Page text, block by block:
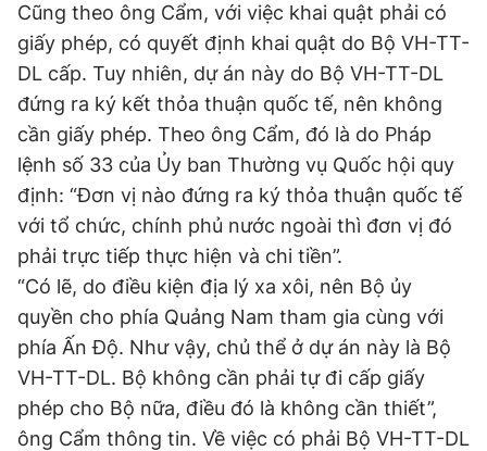
Cũng theo ông Cẩm, với việc khai quật phải có
giấy phép, có quyết định khai quật do Bộ VH-TT-
DL cấp. Tuy nhiên, dự án này do Bộ VH-TT-DL
đứng ra ký kết thỏa thuận quốc tế, nên không
cần giấy phép. Theo ông Cẩm, đó là do Pháp
lệnh số 33 của Ủy ban Thường vụ Quốc hội quy
định: “Đơn vị nào đứng ra ký thỏa thuận quốc tế
với tổ chức, chính phủ nước ngoài thì đơn vị đó
phải trực tiếp thực hiện và chi tiền”.
“Có lẽ, do điều kiện địa lý xa xôi, nên Bộ ủy
quyền cho phía Quảng Nam tham gia cùng với
phía Ấn Độ. Như vậy, chủ thể ở dự án này là Bộ
VH-TT-DL. Bộ không cần phải tự đi cấp giấy
phép cho Bộ nữa, điều đó là không cần thiết”,
ông Cẩm thông tin. Về việc có phải Bộ VH-TT-DL